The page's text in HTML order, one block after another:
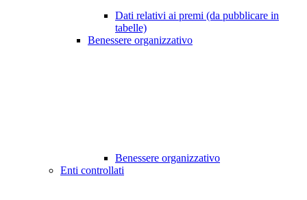
Dati relativi ai premi (da pubblicare in
tabelle)
Benessere organizzativo
Benessere organizzativo
Enti controllati